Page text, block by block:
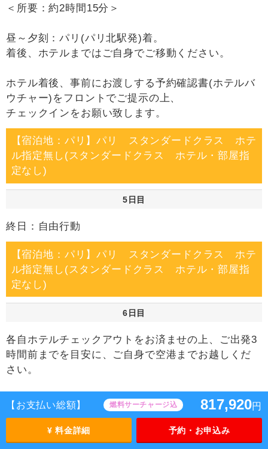
【お支払い総額】 燃料サーチャージ込 817,920円
¥ 料金詳細 予約・お申込み
＜所要：約2時間15分＞
昼～夕刻：パリ(パリ北駅発)着。
着後、ホテルまではご自身でご移動ください。
ホテル着後、事前にお渡しする予約確認書(ホテルバ
ウチャー)をフロントでご提示の上、
チェックインをお願い致します。
【宿泊地：パリ】パリ スタンダードクラス ホテ
ル指定無し(スタンダードクラス ホテル・部屋指
定なし)
5日目
終日：自由行動
【宿泊地：パリ】パリ スタンダードクラス ホテ
ル指定無し(スタンダードクラス ホテル・部屋指
定なし)
6日目
各自ホテルチェックアウトをお済ませの上、ご出発3
時間前までを目安に、ご自身で空港までお越しくだ
さい。
08：00～17：30パリ発 空路にローマへ。
10：00～19：30ローマ到着。